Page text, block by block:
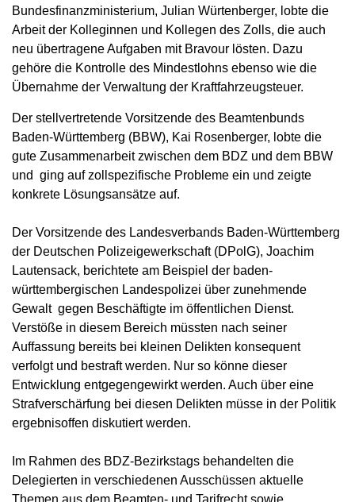
Bundesfinanzministerium, Julian Würtenberger, lobte die
Arbeit der Kolleginnen und Kollegen des Zolls, die auch
neu übertragene Aufgaben mit Bravour lösten. Dazu
gehöre die Kontrolle des Mindestlohns ebenso wie die
Übernahme der Verwaltung der Kraftfahrzeugsteuer.
Der stellvertretende Vorsitzende des Beamtenbunds
Baden-Württemberg (BBW), Kai Rosenberger, lobte die
gute Zusammenarbeit zwischen dem BDZ und dem BBW
und ging auf zollspezifische Probleme ein und zeigte
konkrete Lösungsansätze auf.
Der Vorsitzende des Landesverbands Baden-Württemberg
der Deutschen Polizeigewerkschaft (DPolG), Joachim
Lautensack, berichtete am Beispiel der baden-
württembergischen Landespolizei über zunehmende
Gewalt gegen Beschäftigte im öffentlichen Dienst.
Verstöße in diesem Bereich müssten nach seiner
Auffassung bereits bei kleinen Delikten konsequent
verfolgt und bestraft werden. Nur so könne dieser
Entwicklung entgegengewirkt werden. Auch über eine
Strafverschärfung bei diesen Delikten müsse in der Politik
ergebnisoffen diskutiert werden.
Im Rahmen des BDZ-Bezirkstags behandelten die
Delegierten in verschiedenen Ausschüssen aktuelle